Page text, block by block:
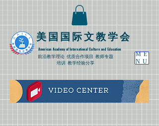
ME
NU
​美国国际文教学会
American Academy of International Culture and Education
​前沿教学理论 优质合作项目 教师专题
培训 教学经验分享